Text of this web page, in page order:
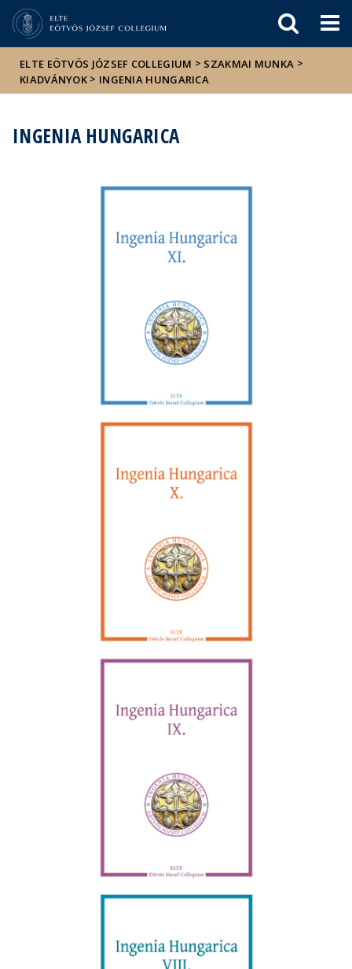
sajtóban
ELTE EÖTVÖS JÓZSEF COLLEGIUM > SZAKMAI MUNKA >
KIADVÁNYOK > INGENIA HUNGARICA
INGENIA HUNGARICA